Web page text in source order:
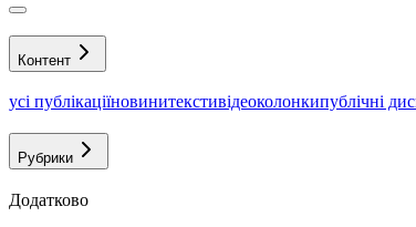
Контент
усі публікаціїновинитекстивідеоколонкипублічні
Рубрики
Додатково